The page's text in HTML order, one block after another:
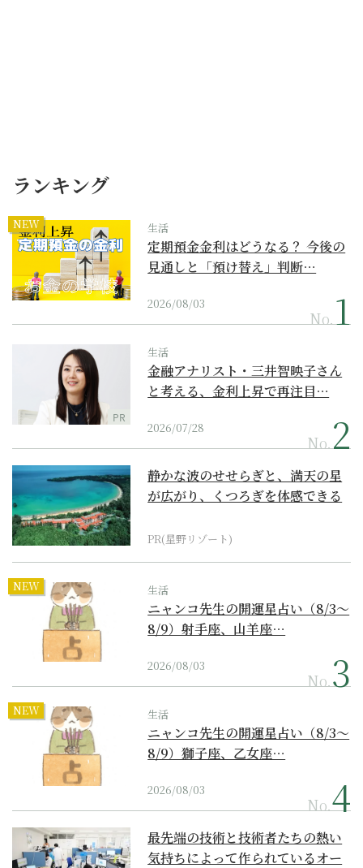
ランキング
NEW 生活
定期預金金利はどうなる？ 今後の
見通しと「預け替え」判断…
2026/08/03
No.
PR
生活
金融アナリスト・三井智映子さん
と考える、金利上昇で再注目…
2026/07/28
No.
静かな波のせせらぎと、満天の星
が広がり、くつろぎを体感できる
PR(星野リゾート)
NEW 生活
ニャンコ先生の開運星占い（8/3～
8/9）射手座、山羊座…
2026/08/03
No.
NEW 生活
ニャンコ先生の開運星占い（8/3～
8/9）獅子座、乙女座…
2026/08/03
No.
最先端の技術と技術者たちの熱い
気持ちによって作られているオー